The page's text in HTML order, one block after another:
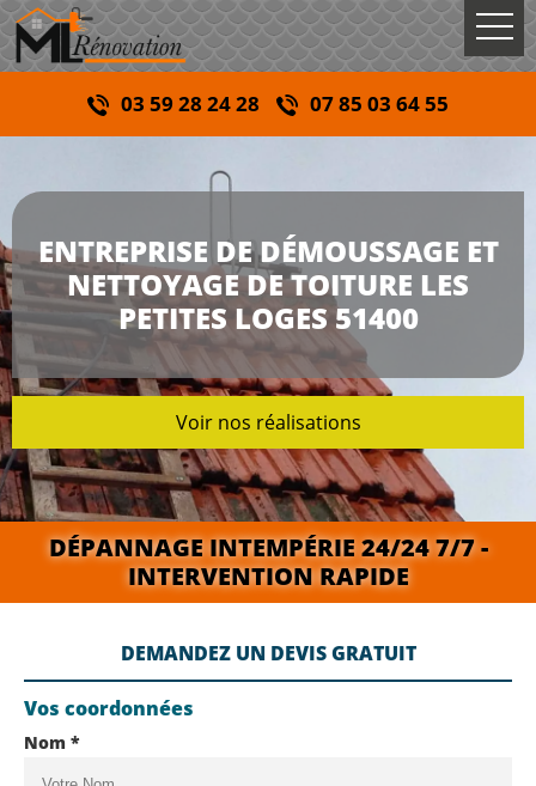
03 59 28 24 28 07 85 03 64 55
ENTREPRISE DE DÉMOUSSAGE ET
NETTOYAGE DE TOITURE LES
PETITES LOGES 51400
Voir nos réalisations
DÉPANNAGE INTEMPÉRIE 24/24 7/7 -
INTERVENTION RAPIDE
DEMANDEZ UN DEVIS GRATUIT
Vos coordonnées
Nom *